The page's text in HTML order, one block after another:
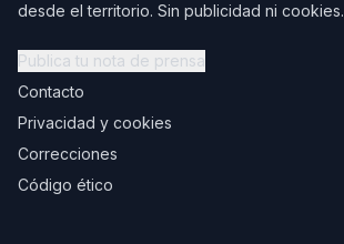
desde el territorio. Sin publicidad ni cookies.
Publica tu nota de prensa
Contacto
Privacidad y cookies
Correcciones
Código ético